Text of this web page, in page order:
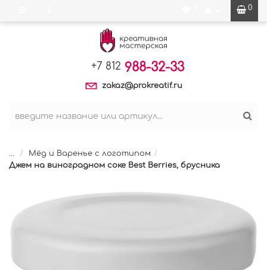
0
+7 812 988-32-33
zakaz@prokreatif.ru
...
Мёд и Варенье с логотипом
Джем на виноградном соке Best Berries, брусника